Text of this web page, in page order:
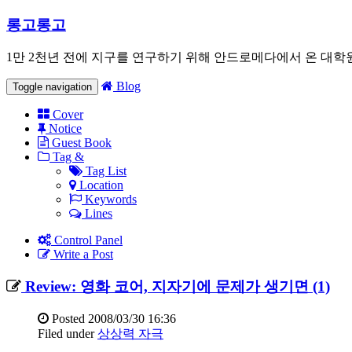
롱고롱고
1만 2천년 전에 지구를 연구하기 위해 안드로메다에서 온 대학
Toggle navigation Blog
Cover
Notice
Guest Book
Tag &
Tag List
Location
Keywords
Lines
Control Panel
Write a Post
Review: 영화 코어, 지자기에 문제가 생기면 (1)
Posted 2008/03/30 16:36
Filed under 상상력 자극